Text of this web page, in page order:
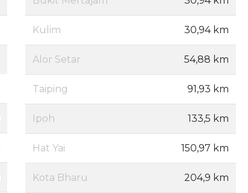
Kulim 30,94 km
Alor Setar 54,88 km
Taiping 91,93 km
Ipoh 133,5 km
Hat Yai 150,97 km
Kota Bharu 204,9 km